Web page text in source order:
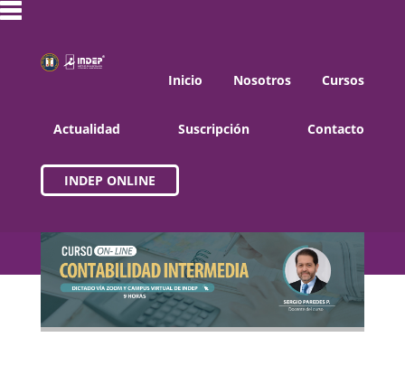
Inicio Nosotros Cursos
Actualidad Suscripción Contacto
INDEP ONLINE